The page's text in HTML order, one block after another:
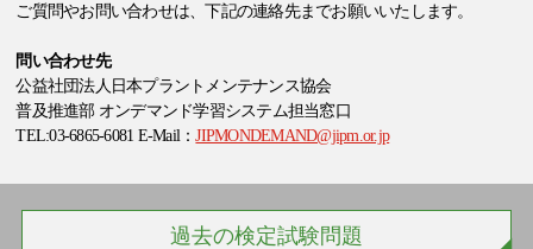
ご質問やお問い合わせは、下記の連絡先までお願いいたします。
問い合わせ先
公益社団法人日本プラントメンテナンス協会
普及推進部 オンデマンド学習システム担当窓口
TEL:03-6865-6081 E-Mail：JIPMONDEMAND@jipm.or.jp
過去の検定試験問題